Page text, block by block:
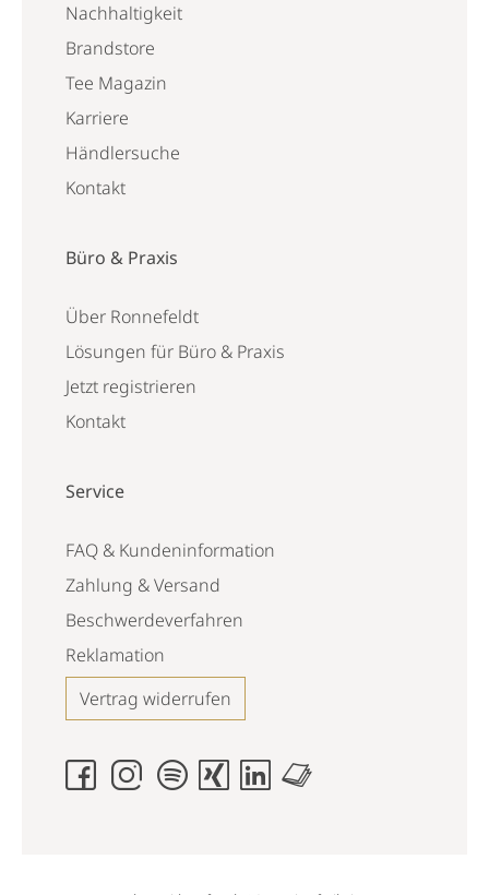
Nachhaltigkeit
Brandstore
Tee Magazin
Karriere
Händlersuche
Kontakt
Büro & Praxis
Über Ronnefeldt
Lösungen für Büro & Praxis
Jetzt registrieren
Kontakt
Service
FAQ & Kundeninformation
Zahlung & Versand
Beschwerdeverfahren
Reklamation
Vertrag widerrufen